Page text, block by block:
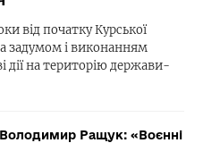
від початку Курської
задумом і виконанням
дії на територію держави-
Ращук: «Воєнні